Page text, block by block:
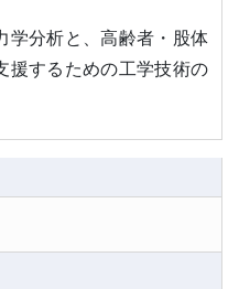
学分析と、高齢者・股体
援するための工学技術の